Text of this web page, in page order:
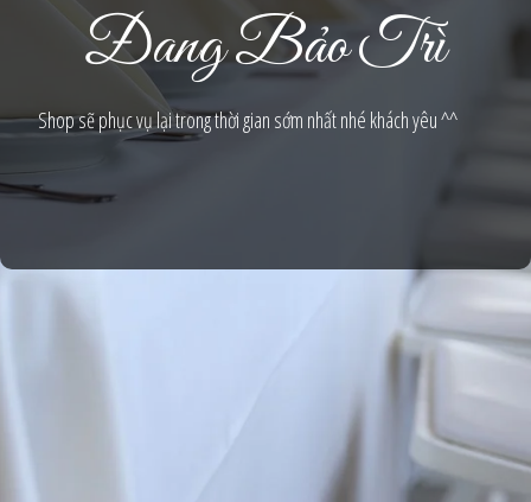
Đang Bảo Trì
Shop sẽ phục vụ lại trong thời gian sớm nhất nhé khách yêu ^^